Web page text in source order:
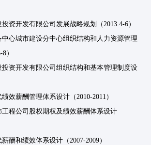
资开发有限公司发展战略规划（2013.4-6）
心城市建设分中心组织结构和人力资源管理
）
资开发有限公司组织结构和基本管理制度设
效薪酬管理体系设计（2010-2011）
程公司股权期权及绩效薪酬体系设计
酬和绩效体系设计（2007-2009）